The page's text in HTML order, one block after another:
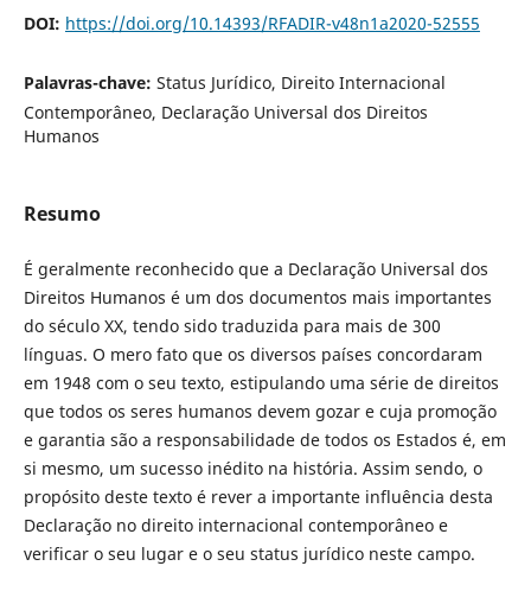
DOI: https://doi.org/10.14393/RFADIR-v48n1a2020-52555
Palavras-chave: Status Jurídico, Direito Internacional
Contemporâneo, Declaração Universal dos Direitos
Humanos
Resumo
É geralmente reconhecido que a Declaração Universal dos
Direitos Humanos é um dos documentos mais importantes
do século XX, tendo sido traduzida para mais de 300
línguas. O mero fato que os diversos países concordaram
em 1948 com o seu texto, estipulando uma série de direitos
que todos os seres humanos devem gozar e cuja promoção
e garantia são a responsabilidade de todos os Estados é, em
si mesmo, um sucesso inédito na história. Assim sendo, o
propósito deste texto é rever a importante influência desta
Declaração no direito internacional contemporâneo e
verificar o seu lugar e o seu status jurídico neste campo.